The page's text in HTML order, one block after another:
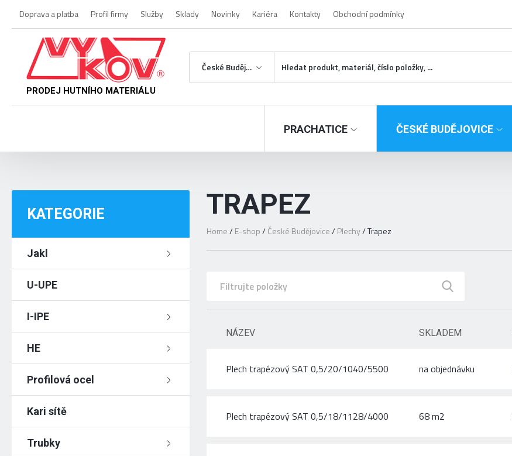
Doprava a platba Profil firmy Služby Sklady Novinky Kariéra Kontakty Obchodní podmínky
PRODEJ HUTNÍHO MATERIÁLU
České Budějovice
PRACHATICE ČESKÉ BUDĚJOVICE
KATEGORIE
Jakl
U-UPE
I-IPE
HE
Profilová ocel
Kari sítě
Trubky
TRAPEZ
Home/ E-shop/ České Budějovice/ Plechy/Trapez
NÁZEV SKLADEM
Plech trapézový SAT 0,5/20/1040/5500 na objednávku
Plech trapézový SAT 0,5/18/1128/4000 68 m2